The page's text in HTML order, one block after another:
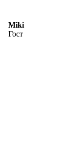
Miki
Гост